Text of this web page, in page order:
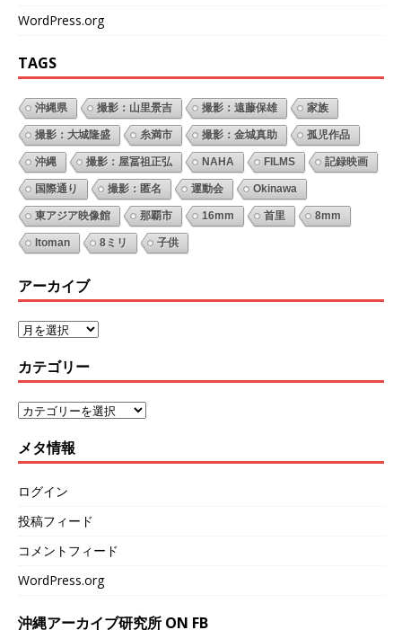
WordPress.org
TAGS
沖縄県 撮影：山里景吉 撮影：遠藤保雄 家族
撮影：大城隆盛 糸満市 撮影：金城真助 孤児作品
沖縄 撮影：屋冨祖正弘 NAHA FILMS 記録映画
国際通り 撮影：匿名 運動会 Okinawa
東アジア映像館 那覇市 16mm 首里 8mm
Itoman 8ミリ 子供
アーカイブ
カテゴリー
メタ情報
ログイン
投稿フィード
コメントフィード
WordPress.org
沖縄アーカイブ研究所 ON FB